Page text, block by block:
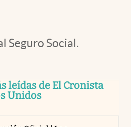
Seguro Social.
leídas de El Cronista
Unidos